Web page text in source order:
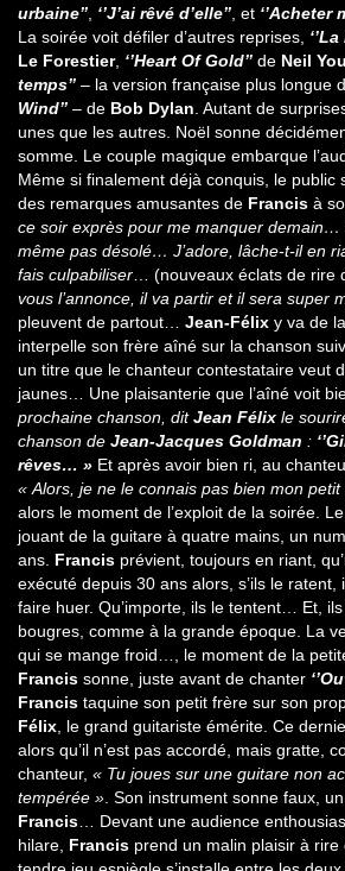
urbaine’’ ‘’J’ai rêvé d’elle’’ , et ‘’Acheter
La soirée voit défiler d’autres reprises,
Le Forestier, ‘’Heart Of Gold’’ de Neil
temps’’ – la version française plus longue
Wind’’ – de Bob Dylan . Autant de
unes que les autres. Noël sonne
somme. Le couple magique embarque
Même si finalement déjà conquis, le public
des remarques amusantes de Francis à
ce soir exprès pour me manquer demain…
même pas désolé… J’adore, lâche-t-il en
fais culpabiliser … (nouveaux éclats de rire
vous l’annonce, il va partir et il sera super
pleuvent de partout… Jean-Félix y va de
interpelle son frère aîné sur la chanson
un titre que le chanteur contestataire veut
jaunes… Une plaisanterie que l’aîné voit
prochaine chanson, ditJean Félix le
chanson de Jean-Jacques Goldman :
rêves… » Et après avoir bien ri, au
« Alors, je ne le connais pas bien mon
alors le moment de l’exploit de la soirée.
jouant de la guitare à quatre mains, un
ans. Francis prévient, toujours en riant,
exécuté depuis 30 ans alors, s’ils le ratent,
faire huer. Qu’importe, ils le tentent… Et,
bougres, comme à la grande époque. La
qui se mange froid…, le moment de la
Francis sonne, juste avant de chanter
Francis taquine son petit frère sur son
Félix , le grand guitariste émérite. Ce
alors qu’il n’est pas accordé, mais gratte,
chanteur, « Tu joues sur une guitare non
tempérée » . Son instrument sonne faux,
Francis … Devant une audience
hilare, Francis prend un malin plaisir à